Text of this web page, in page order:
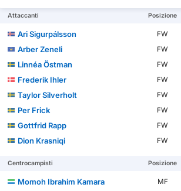
Attaccanti Posizione
Ari Sigurpálsson FW
Arber Zeneli
FW
Linnéa Östman
FW
Frederik Ihler
FW
Taylor Silverholt
FW
Per Frick
FW
Gottfrid Rapp
FW
Dion Krasniqi
FW
Centrocampisti Posizione
Momoh Ibrahim Kamara MF